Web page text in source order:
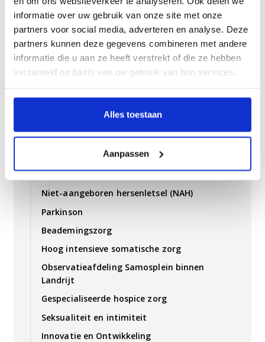
informatie over uw gebruik van onze site met onze
partners voor social media, adverteren en analyse. Deze
partners kunnen deze gegevens combineren met andere
informatie die u aan ze heeft verstrekt of die ze hebben
verzameld op basis van uw gebruik van hun services.
Alles toestaan
Aanpassen
Huntington Cafe
Verpleeghuiszorg Huntington
Intake/huisbezoek
REC Korsakov
Consultatie en advies voor verwijzers
Dementie op jonge leeftijd
Niet-aangeboren hersenletsel (NAH)
Parkinson
Beademingszorg
Hoog intensieve somatische zorg
Observatieafdeling Samosplein binnen
Landrijt
Gespecialiseerde hospice zorg
Seksualiteit en intimiteit
Innovatie en Ontwikkeling